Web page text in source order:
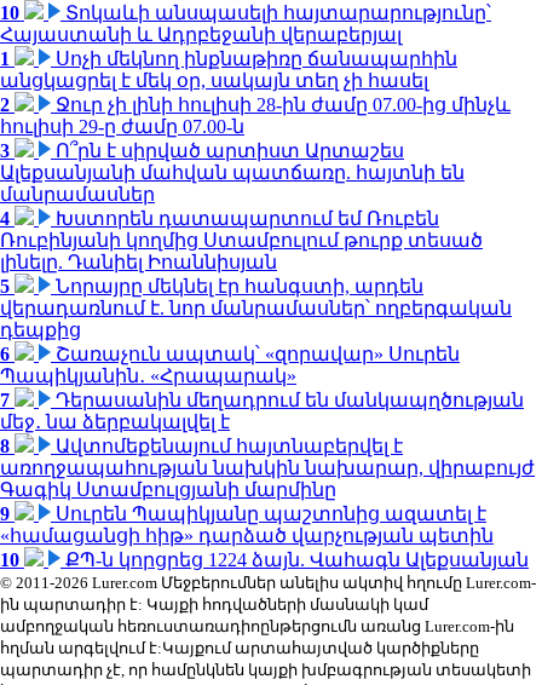
10
Տոկաևի անսպասելի հայտարարությունը՝
Հայաստանի և Ադրբեջանի վերաբերյալ
1
Սոչի մեկնող ինքնաթիռը ճանապարհին
անցկացրել է մեկ օր, սակայն տեղ չի հասել
2
Ջուր չի լինի հուլիսի 28-ին ժամը 07.00-ից մինչև
հուլիսի 29-ը ժամը 07.00-ն
3
Ո՞րն է սիրված արտիստ Արտաշես
Ալեքսանյանի մահվան պատճառը. հայտնի են
մանրամասներ
4
Խստորեն դատապարտում եմ Ռուբեն
Ռուբինյանի կողմից Ստամբուլում թուրք տեսած
լինելը. Դանիել Իոաննիսյան
5
Նորայրը մեկնել էր հանգստի, արդեն
վերադառնում է. նոր մանրամասներ՝ ողբերգական
դեպքից
6
Շառաչուն ապտակ՝ «զորավար» Սուրեն
Պապիկյանին․ «Հրապարակ»
7
Դերասանին մեղադրում են մանկապղծության
մեջ․ նա ձերբակալվել է
8
Ավտոմեքենայում հայտնաբերվել է
առողջապահության նախկին նախարար, վիրաբույժ
Գագիկ Ստամբուլցյանի մարմինը
9
Սուրեն Պապիկյանը պաշտոնից ազատել է
«համացանցի հիթ» դարձած վարչության պետին
10
ՔՊ-ն կորցրեց 1224 ձայն. Վահագն Ալեքսանյան
© 2011-2026 Lurer.com Մեջբերումներ անելիս ակտիվ հղումը Lurer.com-
ին պարտադիր է: Կայքի հոդվածների մասնակի կամ
ամբողջական հեռուստառադիոընթերցումն առանց Lurer.com-ին
հղման արգելվում է:Կայքում արտահայտված կարծիքները
պարտադիր չէ, որ համընկնեն կայքի խմբագրության տեսակետի